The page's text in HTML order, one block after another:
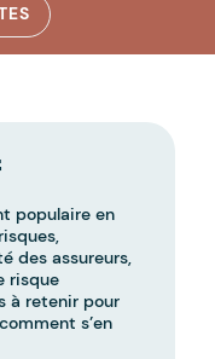
populaire en
des assureurs,
risque
à retenir pour
s’en